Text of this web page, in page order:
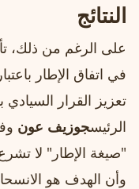
النتائج
على الرغم من ذلك،
في اتفاق الإطار
تعزيز القرار
الرئيسجوزيف عون
"صيغة الإطار" لا تشرع
وأن الهدف هو